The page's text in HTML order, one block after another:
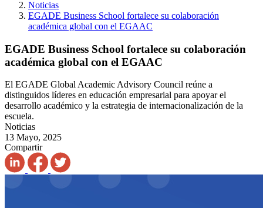
Noticias
EGADE Business School fortalece su colaboración
académica global con el EGAAC
EGADE Business School fortalece su colaboración
académica global con el EGAAC
El EGADE Global Academic Advisory Council reúne a
distinguidos líderes en educación empresarial para apoyar el
desarrollo académico y la estrategia de internacionalización de la
escuela.
Noticias
13 Mayo, 2025
Compartir